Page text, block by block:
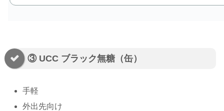
③ UCC ブラック無糖（缶）
手軽
外出先向け